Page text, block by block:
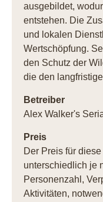
ausgebildet,
entstehen. Die
und lokalen
Wertschöpfung.
den Schutz der
die den
Betreiber
Alex Walker's
Preis
Der Preis für
unterschiedlich je
Personenzahl,
Aktivitäten,